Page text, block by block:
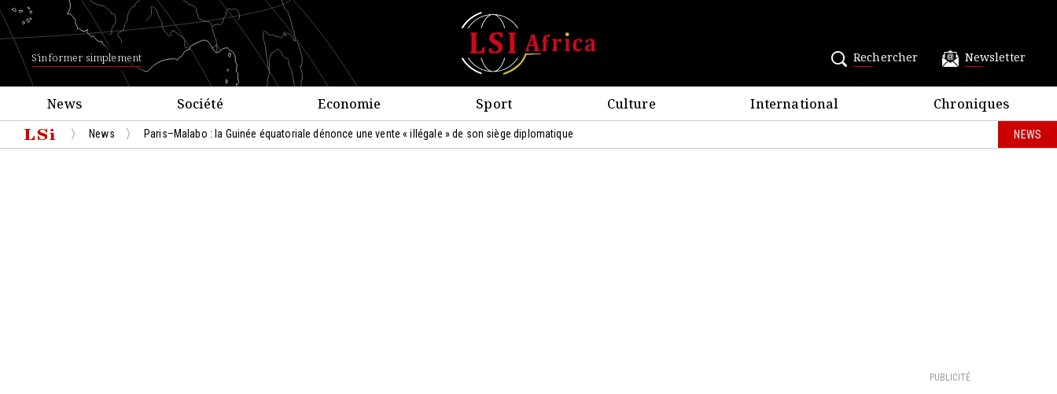
S'informer simplement Rechercher Newsletter
News Société Economie Sport Culture International Chroniques
News Paris–Malabo : la Guinée équatoriale dénonce une vente « illégale » de son siège diplomatique NEWS
PUBLICITÉ